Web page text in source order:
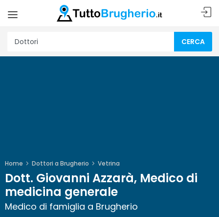
CERCA
Home Dottori a Brugherio Vetrina
Dott. Giovanni Azzarà, Medico di
medicina generale
Medico di famiglia a Brugherio